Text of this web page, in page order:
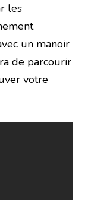
les
un manoir
de parcourir
votre